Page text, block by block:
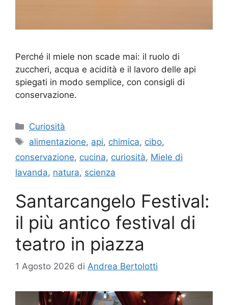
Perché il miele non scade mai: il ruolo di
zuccheri, acqua e acidità e il lavoro delle api
spiegati in modo semplice, con consigli di
conservazione.
Categorie
Curiosità
Tag
alimentazione, api, chimica, cibo,
conservazione, cucina, curiosità, Miele di
lavanda, natura, scienza
Santarcangelo Festival:
il più antico festival di
teatro in piazza
1 Agosto 2026 di Andrea Bertolotti